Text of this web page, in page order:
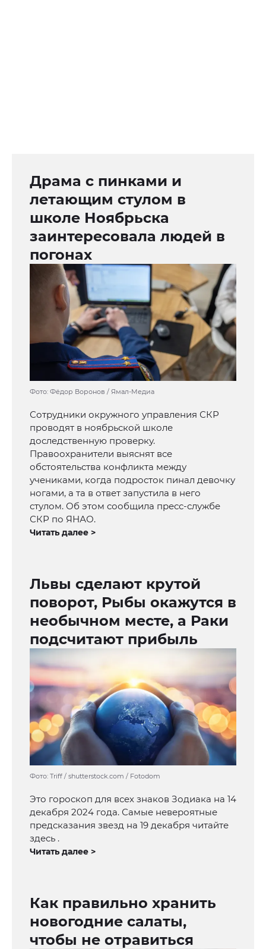
Драма с пинками и
летающим стулом в
школе Ноябрьска
заинтересовала людей в
погонах
Фото: Фёдор Воронов / Ямал-Медиа
Сотрудники окружного управления СКР
проводят в ноябрьской школе
доследственную проверку.
Правоохранители выяснят все
обстоятельства конфликта между
учениками, когда подросток пинал девочку
ногами, а та в ответ запустила в него
стулом. Об этом сообщила пресс-службе
СКР по ЯНАО.
Читать далее >
Львы сделают крутой
поворот, Рыбы окажутся в
необычном месте, а Раки
подсчитают прибыль
Фото: Triff / shutterstock.com / Fotodom
Это гороскоп для всех знаков Зодиака на 14
декабря 2024 года. Самые невероятные
предсказания звезд на 19 декабря читайте
здесь .
Читать далее >
Как правильно хранить
новогодние салаты,
чтобы не отравиться